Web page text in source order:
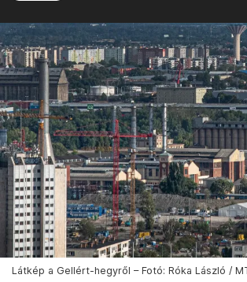
Látkép a Gellért-hegyről – Fotó: Róka László /